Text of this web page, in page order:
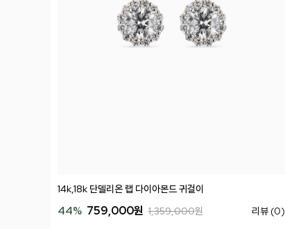
14k,18k 단델리온 랩 다이아몬드 귀걸이
44% 759,000원 1,359,000원 리뷰 (0)